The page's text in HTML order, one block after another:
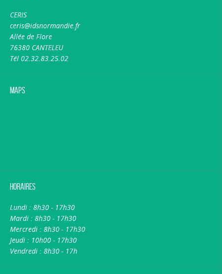
CERIS
ceris@idsnormandie.fr
Allée de Flore
76380 CANTELEU
Tél 02.32.83.25.02
Maps
Horaires
Lundi : 8h30 - 17h30
Mardi : 8h30 - 17h30
Mercredi : 8h30 - 17h30
Jeudi : 10h00 - 17h30
Vendredi : 8h30 - 17h